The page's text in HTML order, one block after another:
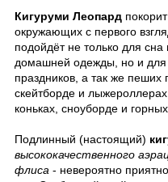
Кигуруми Леопард
окружающих с первого
подойдёт не только для сна
домашней одежды, но и
праздников, а так же пеших
скейтборде и
коньках, сноуборде и
Подлинный (настоящий)
высококачественного
флиса - невероятно